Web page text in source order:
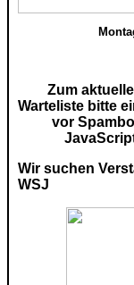
Zum
Warteliste bitte
vor
Wir suchen
WSJ